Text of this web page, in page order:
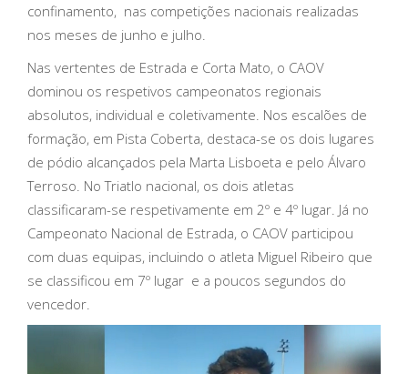
confinamento, nas competições nacionais realizadas
nos meses de junho e julho.
Nas vertentes de Estrada e Corta Mato, o CAOV
dominou os respetivos campeonatos regionais
absolutos, individual e coletivamente. Nos escalões de
formação, em Pista Coberta, destaca-se os dois lugares
de pódio alcançados pela Marta Lisboeta e pelo Álvaro
Terroso. No Triatlo nacional, os dois atletas
classificaram-se respetivamente em 2º e 4º lugar. Já no
Campeonato Nacional de Estrada, o CAOV participou
com duas equipas, incluindo o atleta Miguel Ribeiro que
se classificou em 7º lugar e a poucos segundos do
vencedor.